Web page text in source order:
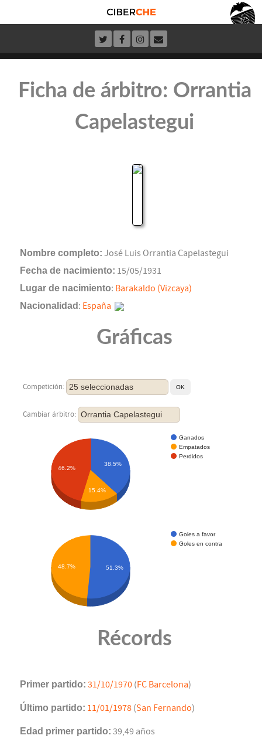
Ficha de árbitro: Orrantia
Capelastegui
Nombre completo: José Luis Orrantia Capelastegui
Fecha de nacimiento: 15/05/1931
Lugar de nacimiento: Barakaldo (Vizcaya)
Nacionalidad : España
Gráficas
Competición: 25 seleccionadas
Cambiar árbitro: Orrantia Capelastegui
Ganados
Empatados
Perdidos
38.5%
46.2%
15.4%
Goles a favor
Goles en contra
48.7% 51.3%
Récords
Primer partido: 31/10/1970 (FC Barcelona)
Último partido: 11/01/1978 (San Fernando)
Edad primer partido: 39,49 años